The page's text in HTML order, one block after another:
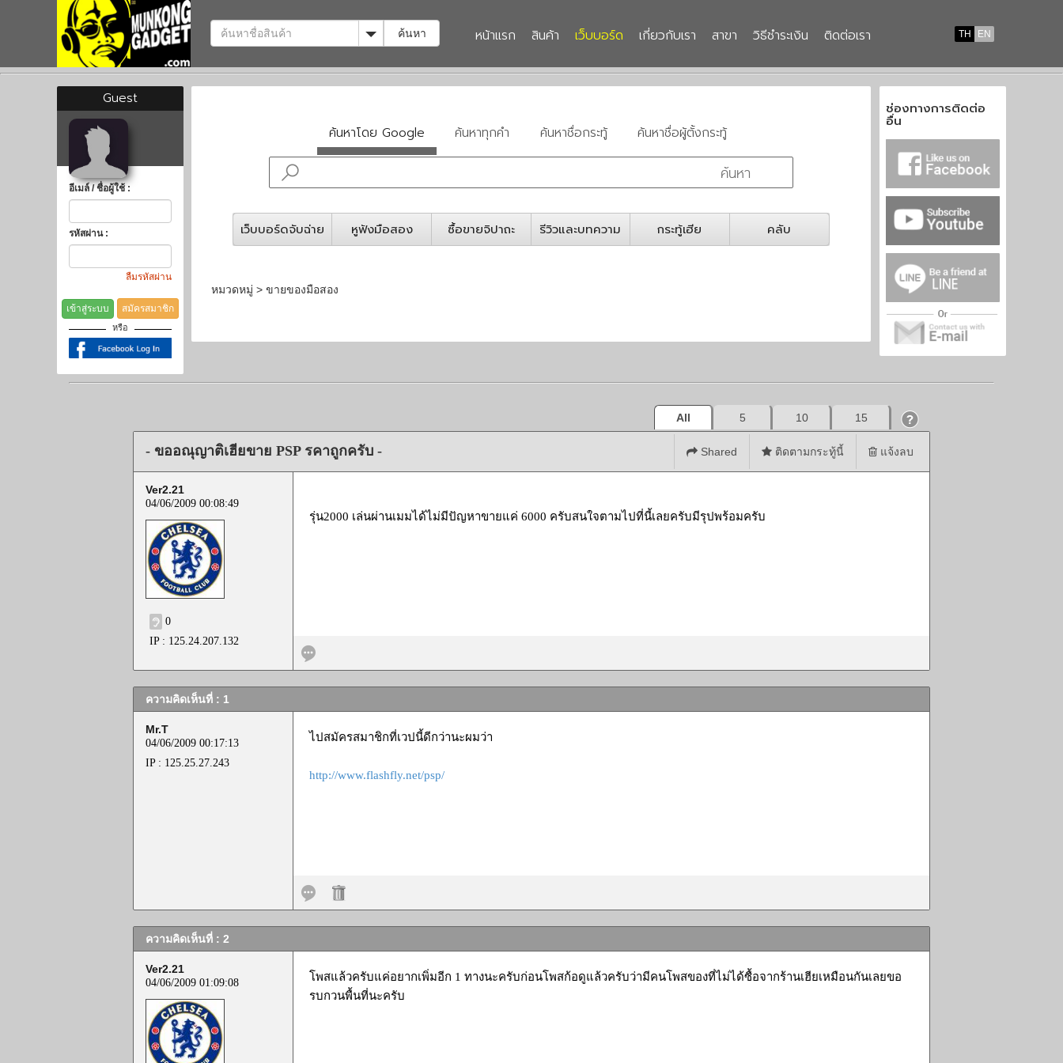
Toggle Dropdown
ค้นหา TH EN
หน้าแรก สินค้า เว็บบอร์ด เกี่ยวกับเรา สาขา วิธีชำระเงิน ติดต่อเรา
Guest
อีเมล์ / ชื่อผู้ใช้ :
รหัสผ่าน :
ลืมรหัสผ่าน
เข้าสู่ระบบ สมัครสมาชิก
หรือ
ค้นหาโดย Google ค้นหาทุกคำ ค้นหาชื่อกระทู้ ค้นหาชื่อผู้ตั้งกระทู้
เว็บบอร์ดจับฉ่าย หูฟังมือสอง ซื้อขายจิปาถะ รีวิวและบทความ กระทู้เฮีย คลับ
หมวดหมู่ > ขายของมือสอง
ช่องทางการติดต่อ
อื่น
All 5 10 15
- ขออณุญาติเฮียขาย PSP รคาถูกครับ - Shared ติดตามกระทู้นี้ แจ้งลบ
Ver2.21
04/06/2009 00:08:49
0
IP : 125.24.207.132
รุ่น2000 เล่นผ่านเมมได้ไม่มีปัญหาขายแค่ 6000 ครับสนใจตามไปที่นี้เลยครับมีรุปพร้อมครับ
ความคิดเห็นที่ : 1
Mr.T
04/06/2009 00:17:13
IP : 125.25.27.243
ไปสมัครสมาชิกที่เวปนี้ดีกว่านะผมว่า
http://www.flashfly.net/psp/
ความคิดเห็นที่ : 2
Ver2.21
04/06/2009 01:09:08
โพสแล้วครับแค่อยากเพิ่มอีก 1 ทางนะครับก่อนโพสก้อดูแล้วครับว่ามีคนโพสของที่ไม่ได้ซื้อจากร้านเฮียเหมือนกันเลยขอ
รบกวนพื้นที่นะครับ